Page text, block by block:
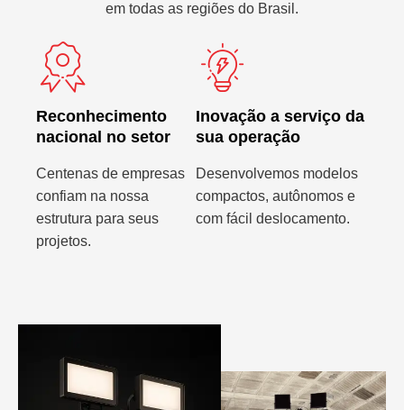
em todas as regiões do Brasil.
Reconhecimento
nacional no setor
Centenas de empresas
confiam na nossa
estrutura para seus
projetos.
Inovação a serviço da
sua operação
Desenvolvemos modelos
compactos, autônomos e
com fácil deslocamento.